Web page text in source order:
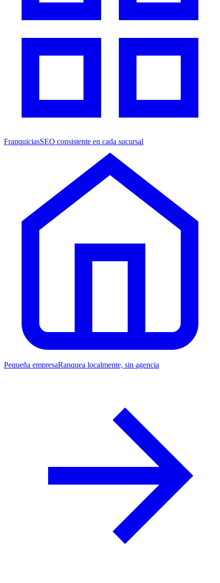
FranquiciasSEO consistente en cada sucursal
Pequeña empresaRanquea localmente, sin agencia